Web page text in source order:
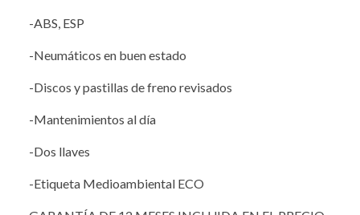
-ABS, ESP
-Neumáticos en buen estado
-Discos y pastillas de freno revisados
-Mantenimientos al día
-Dos llaves
-Etiqueta Medioambiental ECO